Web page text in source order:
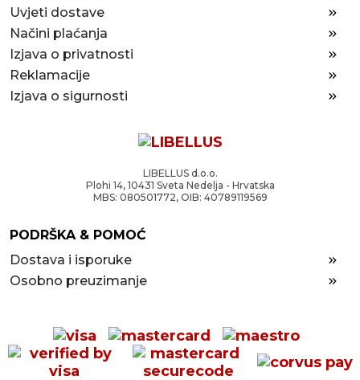
Uvjeti dostave
Načini plaćanja
Izjava o privatnosti
Reklamacije
Izjava o sigurnosti
LIBELLUS d.o.o.
Plohi 14, 10431 Sveta Nedelja - Hrvatska
MBS: 080501772, OIB: 40789119569
PODRŠKA & POMOĆ
Dostava i isporuke
Osobno preuzimanje